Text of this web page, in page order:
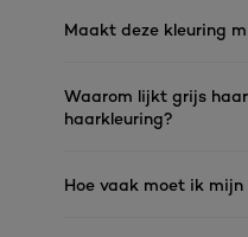
Maakt deze kleuring
Waarom lijkt grijs
haarkleuring?
Hoe vaak moet ik mijn